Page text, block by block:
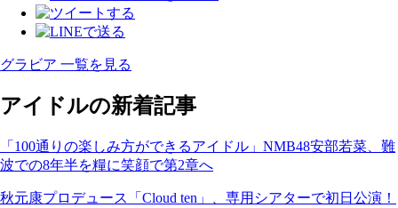
グラビア 一覧を見る
アイドルの新着記事
「100通りの楽しみ方ができるアイドル」NMB48安部若菜、難
波での8年半を糧に笑顔で第2章へ
秋元康プロデュース「Cloud ten」、専用シアターで初日公演！